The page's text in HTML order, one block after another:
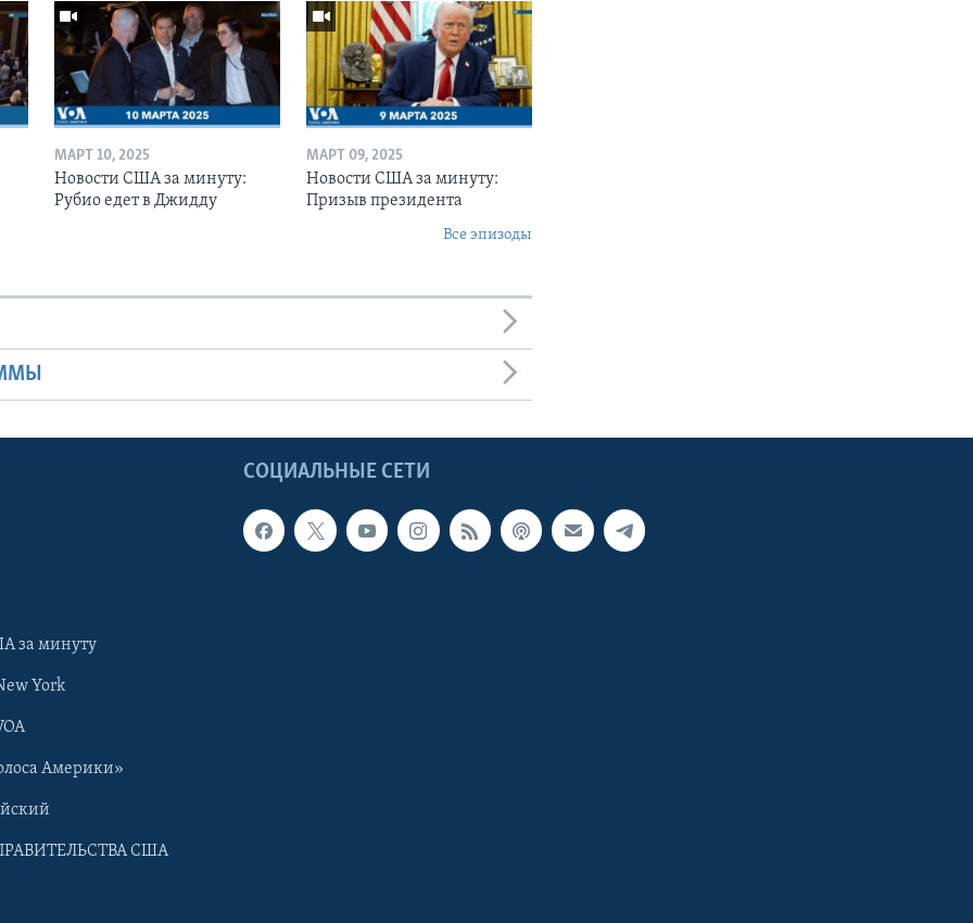
МАРТ 10, 2025
Новости США за минуту:
Рубио едет в Джидду
МАРТ 09, 2025
Новости США за минуту:
Призыв президента
Все эпизоды
СОЦИАЛЬНЫЕ СЕТИ
за минуту
York
Америки»
США